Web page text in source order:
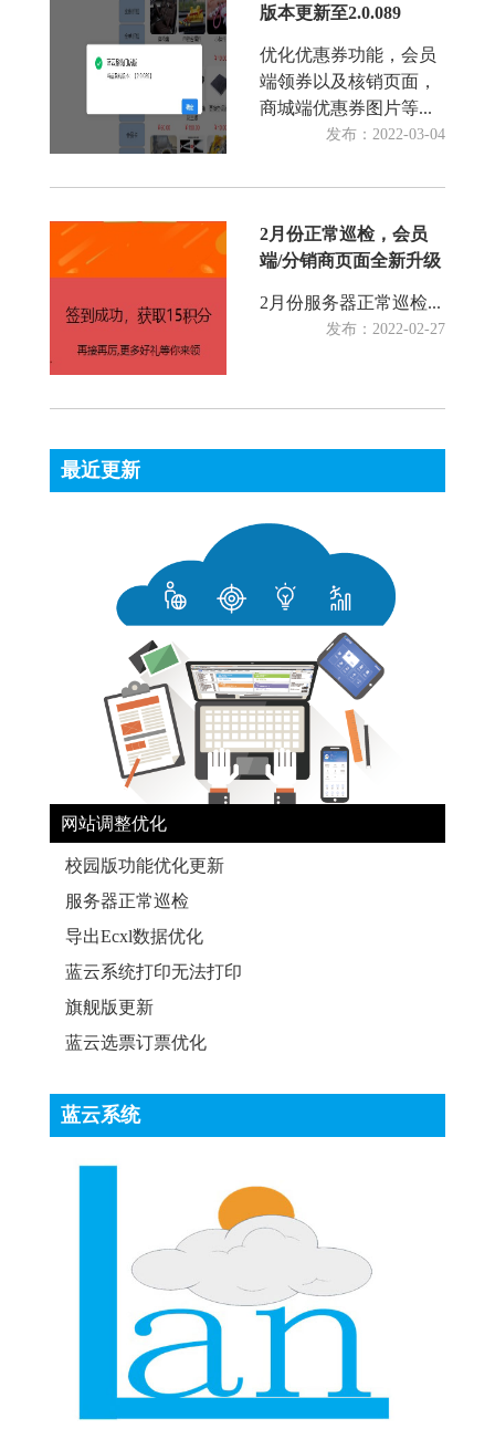
版本更新至2.0.089
优化优惠券功能，会员
端领券以及核销页面，
商城端优惠券图片等...
发布：2022-03-04
2月份正常巡检，会员
端/分销商页面全新升级
2月份服务器正常巡检...
发布：2022-02-27
最近更新
网站调整优化
校园版功能优化更新
服务器正常巡检
导出Ecxl数据优化
蓝云系统打印无法打印
旗舰版更新
蓝云选票订票优化
蓝云系统